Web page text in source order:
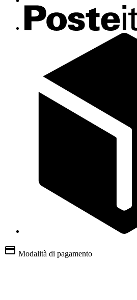
Modalità di pagamento